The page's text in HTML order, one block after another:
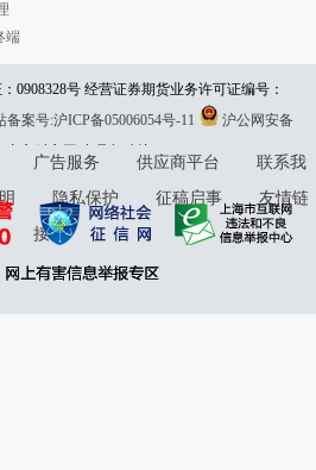
端
0908328号 经营证券期货业务许可证编号：
不良信息举报:021-61278686 举报邮箱：
备案号:沪ICP备05006054号-11
沪公网安备
东方财富网意见与建议:4000300059/952500
广告服务 供应商平台
联系我
隐私保护 征稿启事
友情链
接